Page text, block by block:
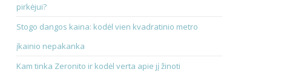
pirkėjui?
Stogo dangos kaina: kodėl vien kvadratinio metro
įkainio nepakanka
Kam tinka Zeronito ir kodėl verta apie jį žinoti